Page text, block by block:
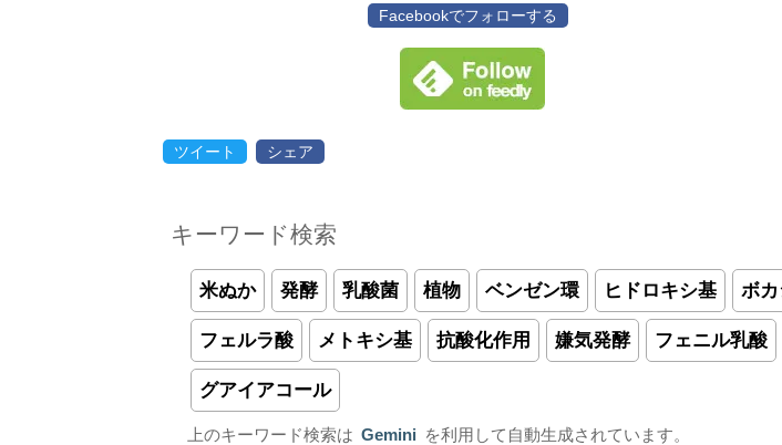
Facebookでフォローする
ツイート シェア
キーワード検索
米ぬか 発酵 乳酸菌 植物 ベンゼン環 ヒドロキシ基 ボ
フェルラ酸 メトキシ基 抗酸化作用 嫌気発酵 フェニル乳酸
グアイアコール
上のキーワード検索は Gemini を利用して自動生成されています。